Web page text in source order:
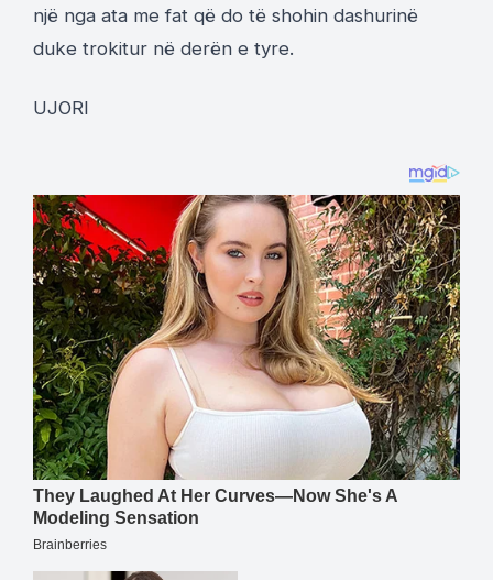
një nga ata me fat që do të shohin dashurinë
duke trokitur në derën e tyre.
UJORI